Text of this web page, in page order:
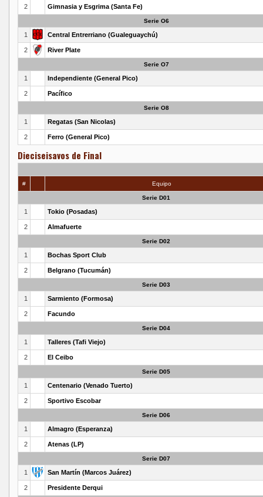
2 Gimnasia y Esgrima (Santa Fe)
Serie O6
1 Central Entrerriano (Gualeguaychú)
2 River Plate
Serie O7
1 Independiente (General Pico)
2 Pacífico
Serie O8
1 Regatas (San Nicolas)
2 Ferro (General Pico)
Dieciseisavos de Final
# Equipo
Serie D01
1 Tokio (Posadas)
2 Almafuerte
Serie D02
1 Bochas Sport Club
2 Belgrano (Tucumán)
Serie D03
1 Sarmiento (Formosa)
2 Facundo
Serie D04
1 Talleres (Tafi Viejo)
2 El Ceibo
Serie D05
1 Centenario (Venado Tuerto)
2 Sportivo Escobar
Serie D06
1 Almagro (Esperanza)
2 Atenas (LP)
Serie D07
1 San Martín (Marcos Juárez)
2 Presidente Derqui